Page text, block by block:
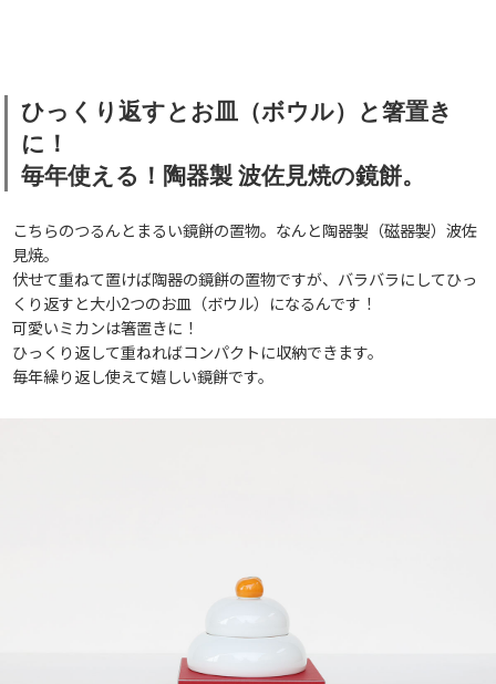
ひっくり返すとお皿（ボウル）と箸置き
に！
毎年使える！陶器製 波佐見焼の鏡餅。
こちらのつるんとまるい鏡餅の置物。なんと陶器製（磁器製）波佐
見焼。
伏せて重ねて置けば陶器の鏡餅の置物ですが、バラバラにしてひっ
くり返すと大小2つのお皿（ボウル）になるんです！
可愛いミカンは箸置きに！
ひっくり返して重ねればコンパクトに収納できます。
毎年繰り返し使えて嬉しい鏡餅です。